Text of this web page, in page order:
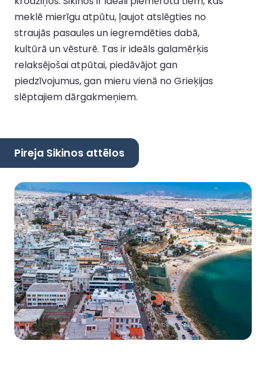
meklē mierīgu atpūtu, ļaujot atslēgties no
straujās pasaules un iegremdēties dabā,
kultūrā un vēsturē. Tas ir ideāls galamērķis
relaksējošai atpūtai, piedāvājot gan
piedzīvojumus, gan mieru vienā no Grieķijas
slēptajiem dārgakmeņiem.
Pireja Sikinos attēlos